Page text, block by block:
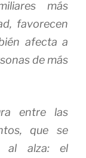
más
favorecen
afecta a
de más
entre las
que se
al alza: el